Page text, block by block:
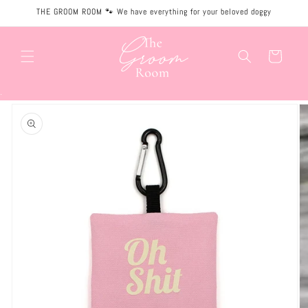
naar de
content
THE GROOM ROOM 🐾 We have everything for your beloved doggy
Winkelwagen
.